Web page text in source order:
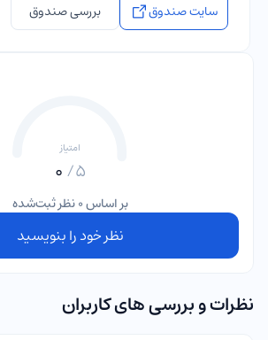
سایت صندوق
بررسی صندوق
امتیاز
5/
بر اساس 0 نظر ثبت‌شده
نظر خود را بنویسید
نظرات و بررسی های کاربران